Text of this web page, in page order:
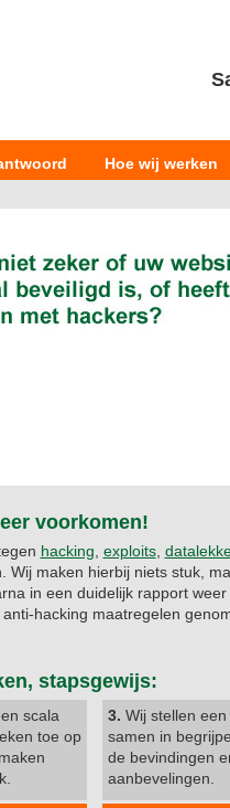
Hoe wij werken
voorkomen!
hacking exploits,
Wij maken hierbij niets stuk,
in een duidelijk rapport weer
hacking maatregelen
stapsgewijs:
scala
toe op
3. Wij stellen
samen in
de bevindingen
aanbevelingen.